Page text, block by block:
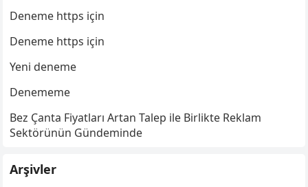
Deneme https için
Deneme https için
Yeni deneme
Denememe
Bez Çanta Fiyatları Artan Talep ile Birlikte Reklam
Sektörünün Gündeminde
Arşivler